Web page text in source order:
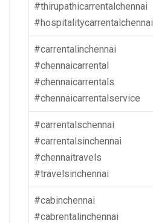
#thirupathicarrentalchennai
#hospitalitycarrentalchennai
#carrentalinchennai
#chennaicarrental
#chennaicarrentals
#chennaicarrentalservice
#carrentalschennai
#carrentalsinchennai
#chennaitravels
#travelsinchennai
#cabinchennai
#cabrentalinchennai